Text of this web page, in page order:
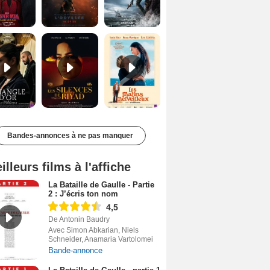
Les Silences de Riyad Bande-annonce VO STFR Les Matins merveilleux Bande-annonce VF
Bandes-annonces à ne pas manquer
films à l'affiche
La Bataille de Gaulle - Partie
2 : J’écris ton nom
4,5
De Antonin Baudry
Avec Simon Abkarian, Niels
Schneider, Anamaria Vartolomei
Bande-annonce